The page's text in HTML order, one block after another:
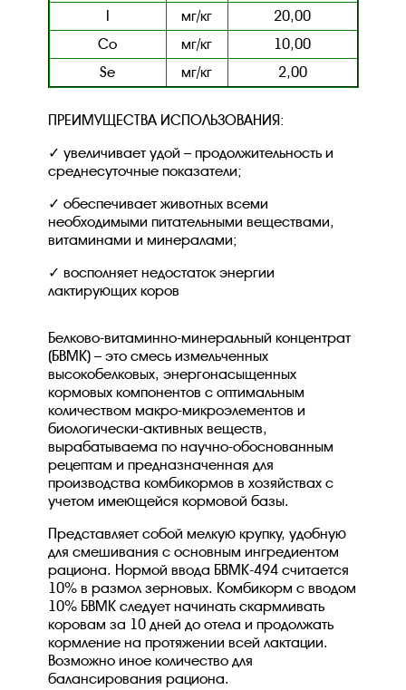
I
мг/кг
20,00
Co
мг/кг
10,00
Se
мг/кг 2,00
ПРЕИМУЩЕСТВА ИСПОЛЬЗОВАНИЯ:
увеличивает удой – продолжительность и
среднесуточные показатели;
обеспечивает животных всеми
необходимыми питательными веществами,
витаминами и минералами;
восполняет недостаток энергии
лактирующих коров
Белково-витаминно-минеральный концентрат
(БВМК) – это смесь измельченных
высокобелковых, энергонасыщенных
кормовых компонентов с оптимальным
количеством макро-микроэлементов и
биологически-активных веществ,
вырабатываема по научно-обоснованным
рецептам и предназначенная для
производства комбикормов в хозяйствах с
учетом имеющейся кормовой базы.
Представляет собой мелкую крупку, удобную
для смешивания с основным ингредиентом
рациона. Нормой ввода БВМК-494 считается
10% в размол зерновых. Комбикорм с вводом
10% БВМК следует начинать скармливать
коровам за 10 дней до отела и продолжать
кормление на протяжении всей лактации.
Возможно иное количество для
балансирования рациона.